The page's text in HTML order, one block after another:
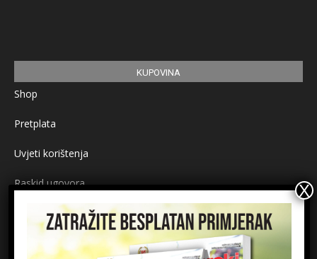
KUPOVINA
Shop
Pretplata
Uvjeti korištenja
Raskid ugovora
Načini plaćanja
Sigurnost plaćanja